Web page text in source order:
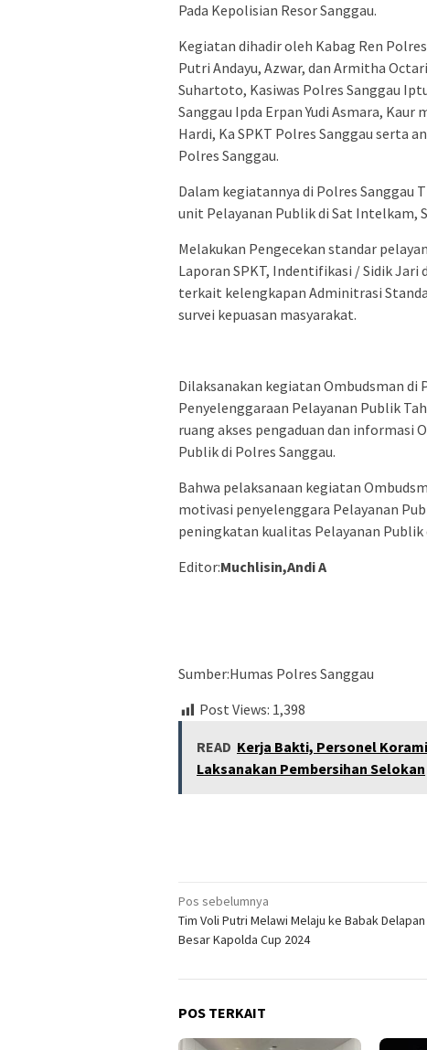
Pada Kepolisian Resor Sanggau.
Kegiatan dihadir oleh Kabag Ren
Putri Andayu, Azwar, dan Armitha
Suhartoto, Kasiwas Polres Sanggau
Sanggau Ipda Erpan Yudi Asmara,
Hardi, Ka SPKT Polres Sanggau serta
Polres Sanggau.
Dalam kegiatannya di Polres Sanggau
unit Pelayanan Publik di Sat Intelkam,
Melakukan Pengecekan standar
Laporan SPKT, Indentifikasi / Sidik Jari
terkait kelengkapan Adminitrasi
survei kepuasan masyarakat.
Dilaksanakan kegiatan Ombudsman di
Penyelenggaraan Pelayanan Publik
ruang akses pengaduan dan informasi
Publik di Polres Sanggau.
Bahwa pelaksanaan kegiatan
motivasi penyelenggara Pelayanan
peningkatan kualitas Pelayanan Publik
Editor:Muchlisin,Andi A
Sumber:Humas Polres Sanggau
Post Views: 1,398
READ Kerja Bakti, Personel
Laksanakan Pembersihan Selokan
Navigasi
pos
Pos sebelumnya
Tim Voli Putri Melawi Melaju ke Babak Delapan
Besar Kapolda Cup 2024
POS TERKAIT